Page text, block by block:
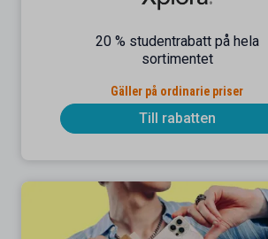
20 % studentrabatt på hela
sortimentet
Gäller på ordinarie priser
Till rabatten